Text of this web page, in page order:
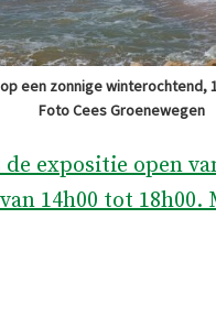
een zonnige winterochtend,
Foto Cees Groenewegen
de expositie open
14h00 tot 18h00.